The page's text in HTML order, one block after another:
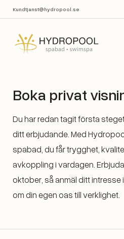
Kundtjanst@hydropool.se
Boka privat
Du har redan tagit första
ditt erbjudande. Med
spabad, du får trygghet,
avkoppling i vardagen.
oktober, så anmäl ditt
om din egen oas till verklighet.